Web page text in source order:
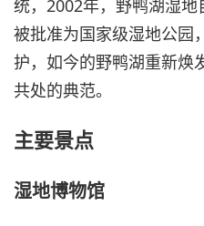
统，2002年，野鸭湖湿
被批准为国家级湿地公园
护，如今的野鸭湖重新焕
共处的典范。
主要景点
湿地博物馆